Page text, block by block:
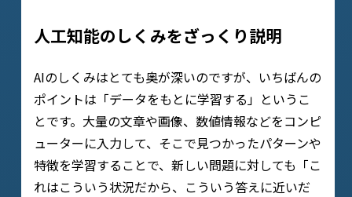
人工知能のしくみをざっくり説明
AIのしくみはとても奥が深いのですが、いちばんの
ポイントは「データをもとに学習する」というこ
とです。大量の文章や画像、数値情報などをコンピ
ューターに入力して、そこで見つかったパターンや
特徴を学習することで、新しい問題に対しても「こ
れはこういう状況だから、こういう答えに近いだ